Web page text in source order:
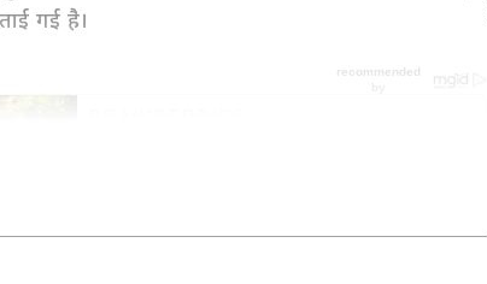
गई है।
सबसे ताज़ा